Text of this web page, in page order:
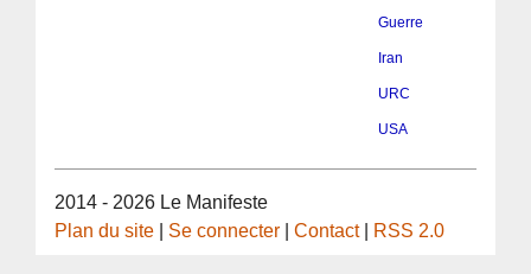
Guerre
Iran
URC
USA
2014 - 2026 Le Manifeste
Plan du site
Se connecter |Contact| RSS 2.0